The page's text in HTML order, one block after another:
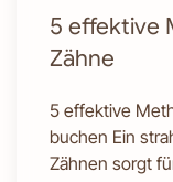
5 effektive
Zähne
5 effektive
buchen Ein
Zähnen sorgt